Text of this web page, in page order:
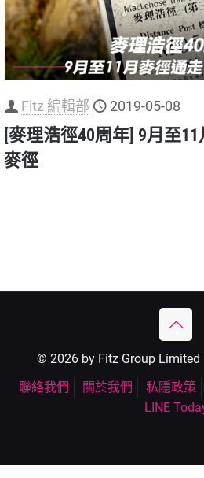
Fitz 編輯部 2019-05-08
[麥理浩徑40周年] 9月至
麥徑
© 2026 by Fitz Group Limited
聯絡我們
關於我們 私隱政策
LINE